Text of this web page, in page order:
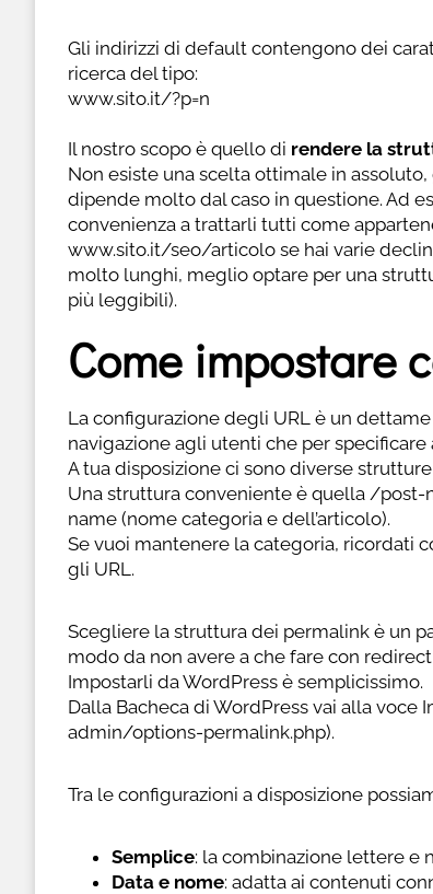
Gli indirizzi di default contengono dei
ricerca del tipo:
www.sito.it/?p=n
Il nostro scopo è quello di rendere la
Non esiste una scelta ottimale in
dipende molto dal caso in questione. Ad
convenienza a trattarli tutti come
www.sito.it/seo/articolo se hai varie
molto lunghi, meglio optare per una
più leggibili).
Come impostare
La configurazione degli URL è un
navigazione agli utenti che per
A tua disposizione ci sono diverse
Una struttura conveniente è quella /post-
name (nome categoria e dell’articolo).
Se vuoi mantenere la categoria, ricordati
gli URL.
Scegliere la struttura dei permalink è un
modo da non avere a che fare con
Impostarli da WordPress è semplicissimo.
Dalla Bacheca di WordPress vai alla
admin/options-permalink.php).
Tra le configurazioni a disposizione
Semplice: la combinazione lettere e
Data e nome: adatta ai contenuti